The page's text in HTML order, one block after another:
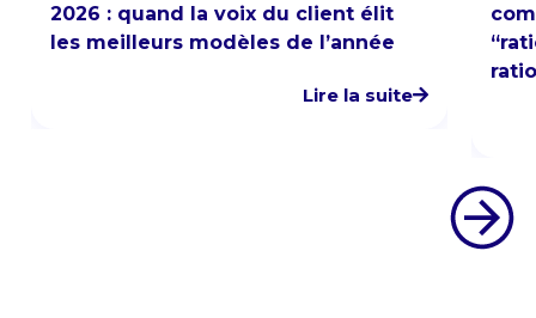
2026 : quand la voix du client élit
les meilleurs modèles de l’année
Lire la suite